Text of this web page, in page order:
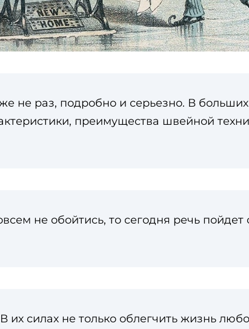
не раз, подробно и серьезно. В
преимущества швейной
не обойтись, то сегодня речь
их силах не только облегчить жизнь